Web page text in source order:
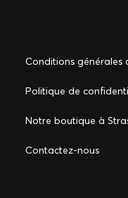
Conditions générales
Politique de
Notre boutique à
Сontactez-nous